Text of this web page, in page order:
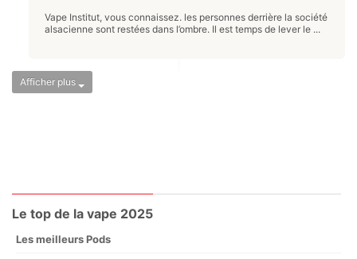
Vape Institut, vous connaissez. les personnes derrière la société
alsacienne sont restées dans l’ombre. Il est temps de lever le ...
Afficher plus
Le top de la vape 2025
Les meilleurs Pods